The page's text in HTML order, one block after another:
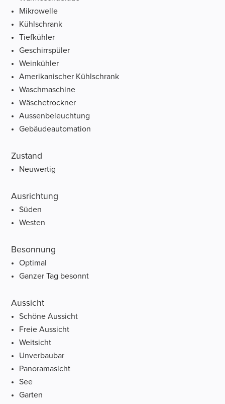
Mikrowelle
Kühlschrank
Tiefkühler
Geschirrspüler
Weinkühler
Amerikanischer Kühlschrank
Waschmaschine
Wäschetrockner
Aussenbeleuchtung
Gebäudeautomation
Zustand
Neuwertig
Ausrichtung
Süden
Westen
Besonnung
Optimal
Ganzer Tag besonnt
Aussicht
Schöne Aussicht
Freie Aussicht
Weitsicht
Unverbaubar
Panoramasicht
See
Garten